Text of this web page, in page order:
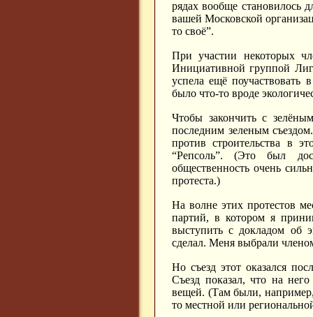
рядах вообще становилось
вашей Московской
то своё”.
При участии некоторых
Инициативной группой
успела ещё
было что-то вроде
Чтобы закончить с
последним зеленым
против строительства в
“Репсоль”. (Это был
общественность очень
протеста.)
На волне этих протестов
партий, в котором я
выступить с докладом об
сделал. Меня выбрали
Но съезд этот оказался
Съезд показал, что на
вещей. (Там были,
то местной или